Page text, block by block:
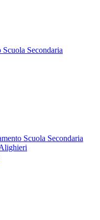
Scuola Secondaria
Scuola Secondaria